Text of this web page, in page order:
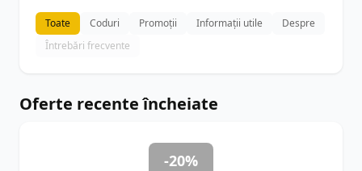
Toate Coduri Promoții Informații utile
Despre
Întrebări frecvente
Oferte recente încheiate
-20%